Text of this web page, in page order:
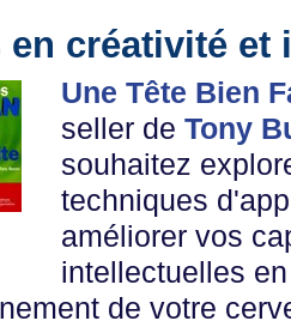
en créativité et
Une Tête Bien
seller de Tony
souhaitez
techniques
améliorer vos
intellectuelles
de votre